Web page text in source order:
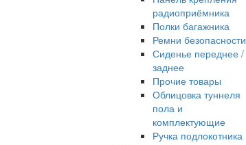
радиоприёмника
Полки багажника
Ремни безопасности
Сиденье переднее /
заднее
Прочие товары
Облицовка туннеля
пола и
комплектующие
Ручка подлокотника